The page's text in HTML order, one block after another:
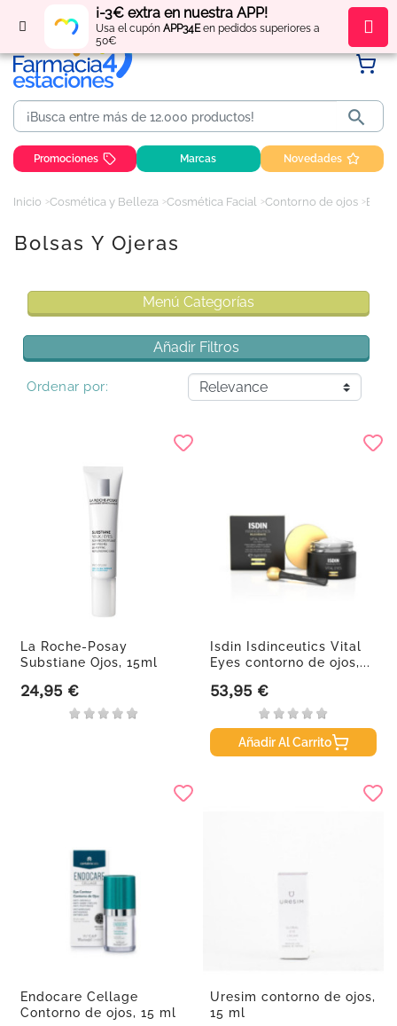
¡-3€ extra en nuestra APP!
Usa el cupón APP34Een pedidos superiores a
50€
Regístratey obténpuntos por tus compras

Promociones Marcas Novedades
Inicio Cosmética y Belleza Cosmética Facial Contorno de ojos
Bolsas Y Ojeras
Menú Categorías
Añadir Filtros
Ordenar por:
La Roche-Posay
Substiane Ojos, 15ml
Precio
24,95 €
Isdin Isdinceutics Vital
Eyes contorno de ojos,...
Precio
53,95 €
Añadir Al Carrito
Endocare Cellage
Contorno de ojos, 15 ml
Uresim contorno de ojos,
15 ml